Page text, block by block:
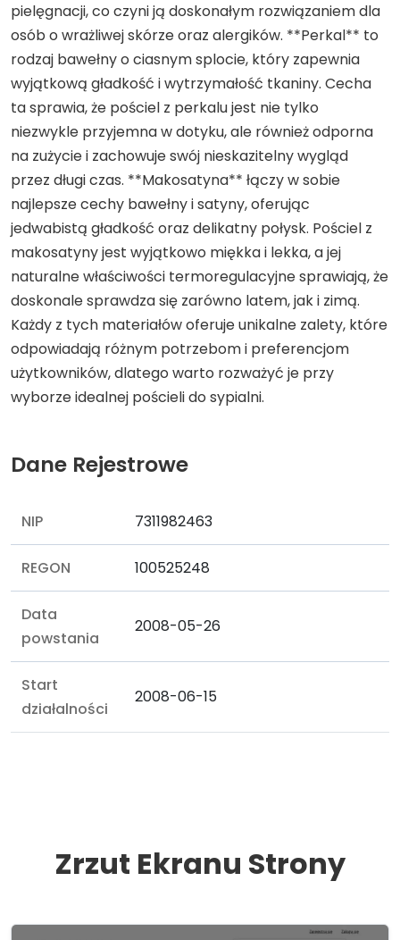
pielęgnacji, co czyni ją doskonałym rozwiązaniem dla
osób o wrażliwej skórze oraz alergików. **Perkal** to
rodzaj bawełny o ciasnym splocie, który zapewnia
wyjątkową gładkość i wytrzymałość tkaniny. Cecha
ta sprawia, że pościel z perkalu jest nie tylko
niezwykle przyjemna w dotyku, ale również odporna
na zużycie i zachowuje swój nieskazitelny wygląd
przez długi czas. **Makosatyna** łączy w sobie
najlepsze cechy bawełny i satyny, oferując
jedwabistą gładkość oraz delikatny połysk. Pościel z
makosatyny jest wyjątkowo miękka i lekka, a jej
naturalne właściwości termoregulacyjne sprawiają, że
doskonale sprawdza się zarówno latem, jak i zimą.
Każdy z tych materiałów oferuje unikalne zalety, które
odpowiadają różnym potrzebom i preferencjom
użytkowników, dlatego warto rozważyć je przy
wyborze idealnej pościeli do sypialni.
Dane Rejestrowe
NIP 7311982463
REGON 100525248
Data
powstania
2008-05-26
Start
działalności
2008-06-15
Zrzut Ekranu Strony